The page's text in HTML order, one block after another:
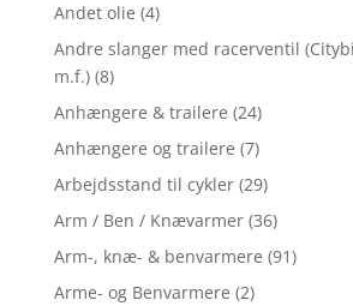
Andet olie (4)
Andre slanger med racerventil
m.f.) (8)
Anhængere & trailere (24)
Anhængere og trailere (7)
Arbejdsstand til cykler (29)
Arm / Ben / Knævarmer (36)
Arm-, knæ- & benvarmere (91)
Arme- og Benvarmere (2)